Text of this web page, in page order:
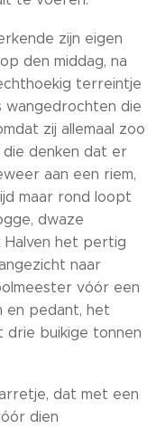
zijn eigen
den middag, na
terreintje
wangedrochten die
zij allemaal zoo
denken dat er
aan een riem,
maar rond loopt
dwaze
het pertig
naar
vóór een
en pedant, het
drie buikige tonnen
dat met een
dien